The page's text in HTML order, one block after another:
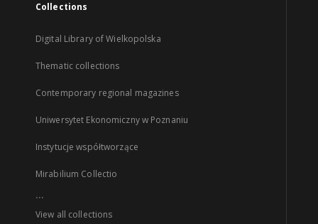
Collections
Digital Library of Wielkopolska
Thematic collections
Contemporary regional magazines
Uniwersytet Ekonomiczny w Poznaniu
Instytucje współtworzące
Mirabilium Collectio
...
View all collections